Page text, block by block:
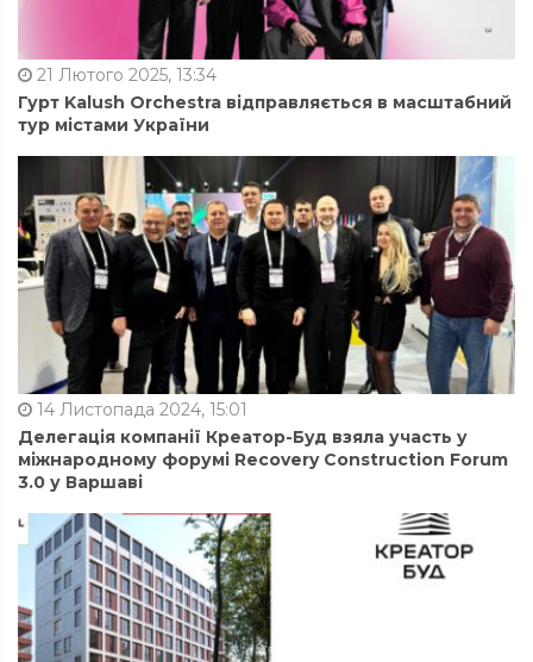
21 Лютого 2025, 13:34
Гурт Kalush Orchestra відправляється в масштабний
тур містами України
14 Листопада 2024, 15:01
Делегація компанії Креатор-Буд взяла участь у
міжнародному форумі Recovery Construction Forum
3.0 у Варшаві